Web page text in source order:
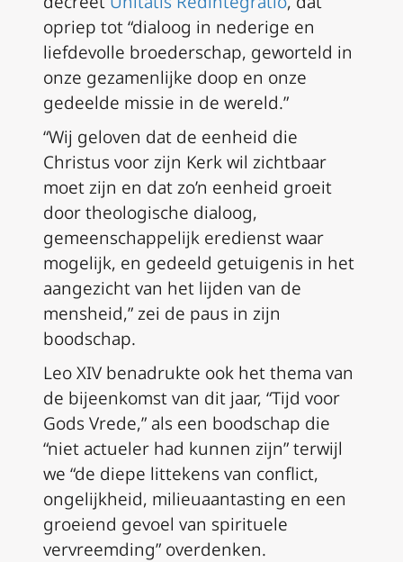
opriep tot “dialoog in nederige en
liefdevolle broederschap, geworteld in
onze gezamenlijke doop en onze
gedeelde missie in de wereld.”
“Wij geloven dat de eenheid die
Christus voor zijn Kerk wil zichtbaar
moet zijn en dat zo’n eenheid groeit
door theologische dialoog,
gemeenschappelijk eredienst waar
mogelijk, en gedeeld getuigenis in het
aangezicht van het lijden van de
mensheid,” zei de paus in zijn
boodschap.
Leo XIV benadrukte ook het thema van
de bijeenkomst van dit jaar, “Tijd voor
Gods Vrede,” als een boodschap die
“niet actueler had kunnen zijn” terwijl
we “de diepe littekens van conflict,
ongelijkheid, milieuaantasting en een
groeiend gevoel van spirituele
vervreemding” overdenken.